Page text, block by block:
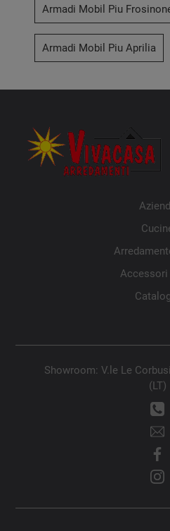
Armadi Mobil Piu
Armadi Mobil Piu Aprilia
Accessori
Showroom: V.le Le
(LT)